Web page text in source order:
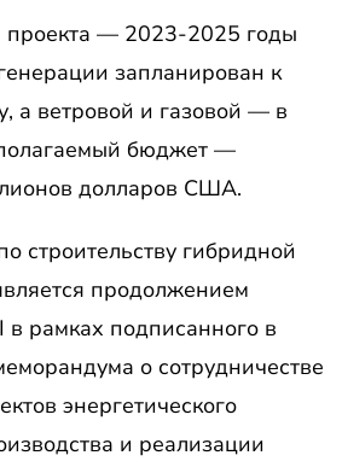
проекта — 2023-2025 годы
запланирован к
а ветровой и газовой — в
бюджет —
долларов США.
строительству гибридной
продолжением
рамках подписанного в
о сотрудничестве
энергетического
и реализации